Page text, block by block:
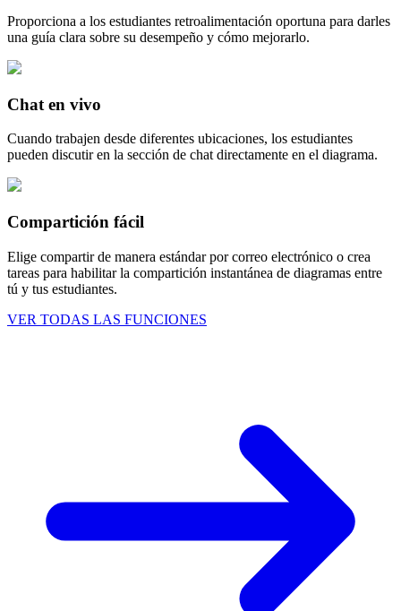
Proporciona a los estudiantes retroalimentación oportuna para darles
una guía clara sobre su desempeño y cómo mejorarlo.
Chat en vivo
Cuando trabajen desde diferentes ubicaciones, los estudiantes
pueden discutir en la sección de chat directamente en el diagrama.
Compartición fácil
Elige compartir de manera estándar por correo electrónico o crea
tareas para habilitar la compartición instantánea de diagramas entre
tú y tus estudiantes.
VER TODAS LAS FUNCIONES